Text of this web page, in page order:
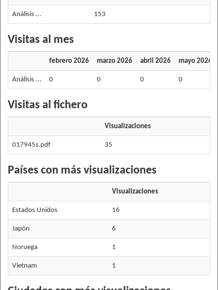
Análisis ... 153
Visitas al mes
febrero 2026 marzo 2026 abril 2026 mayo 2026
Análisis ... 0 0 0 0
Visitas al fichero
Visualizaciones
017945s.pdf 35
Países con más visualizaciones
Visualizaciones
Estados Unidos 16
Japón 6
Noruega 1
Vietnam 1